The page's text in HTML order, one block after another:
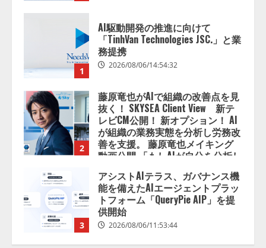
1
AI駆動開発の推進に向けて
「TinhVan Technologies JSC.」と業
務提携
2026/08/06/14:54:32
2
藤原竜也がAIで組織の改善点を見
抜く！ SKYSEA Client View 新テ
レビCM公開！ 新オプション！ AI
が組織の業務実態を分析し労務改
善を支援。 藤原竜也メイキング
動画公開 「もしAIが自分を分析し
ある」「昨年の夏はカブトムシを
捕まえたり、虫と戦ったり…」
2026/08/06/14:54:31
3
アシストAIテラス、ガバナンス機
能を備えたAIエージェントプラッ
トフォーム「QueryPie AIP」を提
供開始
2026/08/06/11:53:44